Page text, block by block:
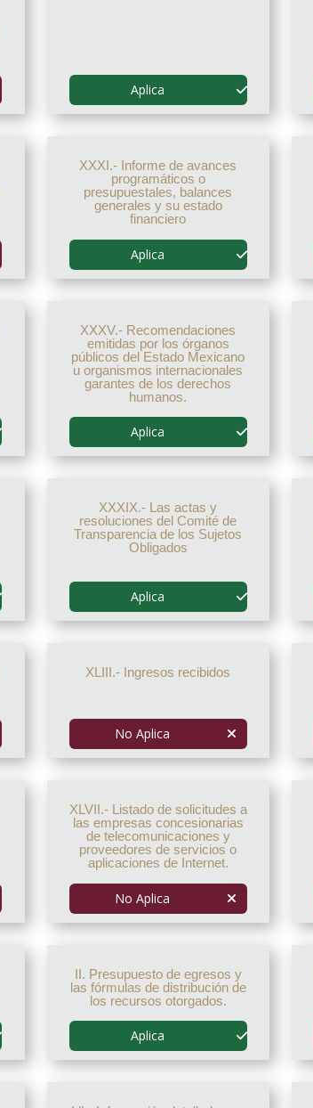
Aplica
XXXI.- Informe de avances
programáticos o
presupuestales, balances
generales y su estado
financiero
Aplica
XXXV.- Recomendaciones
emitidas por los órganos
públicos del Estado Mexicano
u organismos internacionales
garantes de los derechos
humanos.
Aplica
XXXIX.- Las actas y
resoluciones del Comité de
Transparencia de los Sujetos
Obligados
Aplica
XLIII.- Ingresos recibidos
No Aplica
XLVII.- Listado de solicitudes a
las empresas concesionarias
de telecomunicaciones y
proveedores de servicios o
aplicaciones de Internet.
No Aplica
II. Presupuesto de egresos y
las fórmulas de distribución de
los recursos otorgados.
Aplica